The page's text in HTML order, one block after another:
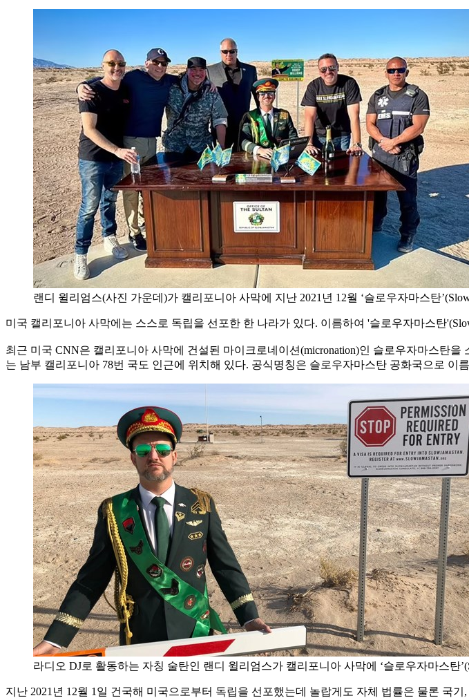
랜디 윌리엄스(사진 가운데)가 캘리포니아 사막에 지난 2021년 12월 ‘슬로우자마스탄
미국 캘리포니아 사막에는 스스로 독립을 선포한 한 나라가 있다. 이름하여 '슬로우자마스탄
최근 미국 CNN은 캘리포니아 사막에 건설된 마이크로네이션(micronation)인 슬로우자마스탄
는 남부 캘리포니아 78번 국도 인근에 위치해 있다. 공식명칭은 슬로우자마스탄 공화국으로 이
라디오 DJ로 활동하는 자칭 술탄인 랜디 윌리엄스가 캘리포니아 사막에 ‘슬로우자마스탄
지난 2021년 12월 1일 건국해 미국으로부터 독립을 선포했는데 놀랍게도 자체 법률은 물론 국